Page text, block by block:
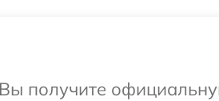
получите